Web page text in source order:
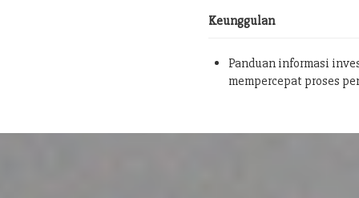
Keunggulan
Panduan informasi
mempercepat proses